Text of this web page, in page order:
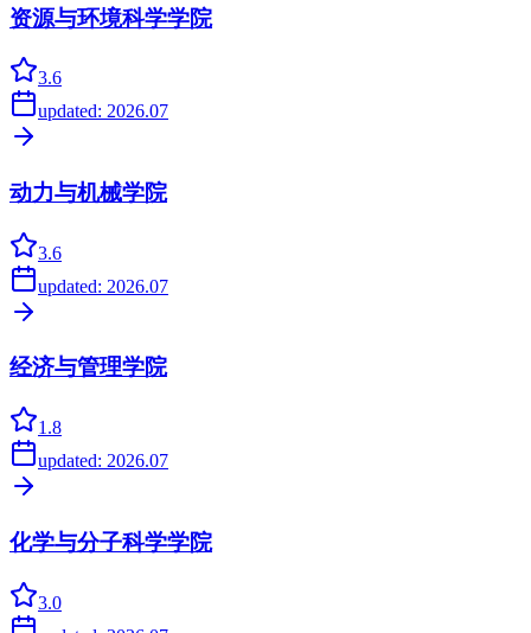
资源与环境科学学院
3.6
updated: 2026.07
动力与机械学院
3.6
updated: 2026.07
经济与管理学院
1.8
updated: 2026.07
化学与分子科学学院
3.0